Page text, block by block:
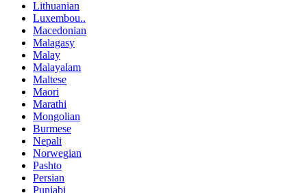
Lithuanian
Luxembou..
Macedonian
Malagasy
Malay
Malayalam
Maltese
Maori
Marathi
Mongolian
Burmese
Nepali
Norwegian
Pashto
Persian
Punjabi